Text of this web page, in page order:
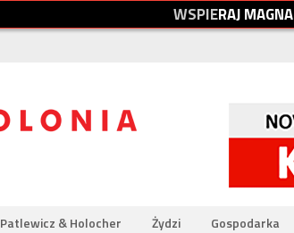
WSPIERAJMAGNA
Patlewicz & Holocher Żydzi Gospodarka